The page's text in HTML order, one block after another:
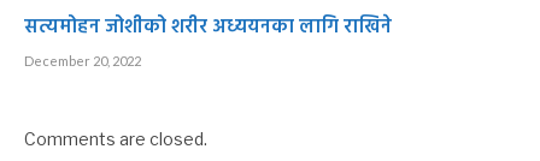
सत्यमोहन जोशीको शरीर अध्ययनका लागि राखिने
December 20, 2022
Comments are closed.